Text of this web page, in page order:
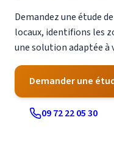
Demandez une étude
locaux, identifions les
une solution adaptée à
Demander une
09 72 22 05 30